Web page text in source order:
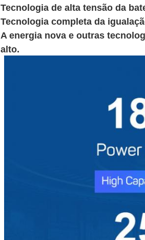
Tecnologia de alta tensão da
Tecnologia completa da
A energia nova e outras
alto.